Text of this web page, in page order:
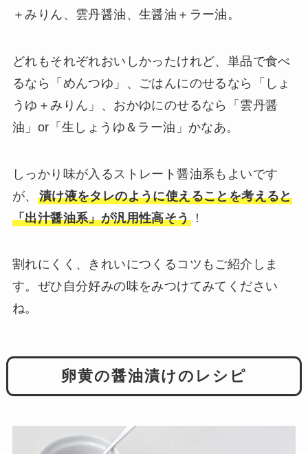
＋みりん、雲丹醤油、生醤油＋ラー油。
どれもそれぞれおいしかったけれど、単品で食べ
るなら「めんつゆ」、ごはんにのせるなら「しょ
うゆ＋みりん」、おかゆにのせるなら「雲丹醤
油」or「生しょうゆ＆ラー油」かなあ。
しっかり味が入るストレート醤油系もよいです
が、 漬け液をタレのように使えることを考えると
「出汁醤油系」が汎用性高そう！
割れにくく、きれいにつくるコツもご紹介しま
す。ぜひ自分好みの味をみつけてみてください
ね。
卵黄の醤油漬けのレシピ